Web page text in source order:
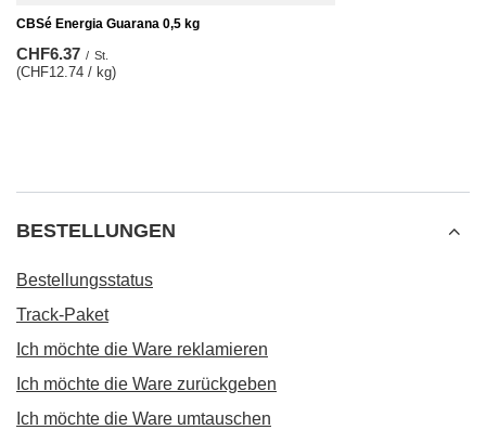
CBSé Energia Guarana 0,5 kg
CHF6.37 / St.
(CHF12.74 / kg)
BESTELLUNGEN
Bestellungsstatus
Track-Paket
Ich möchte die Ware reklamieren
Ich möchte die Ware zurückgeben
Ich möchte die Ware umtauschen